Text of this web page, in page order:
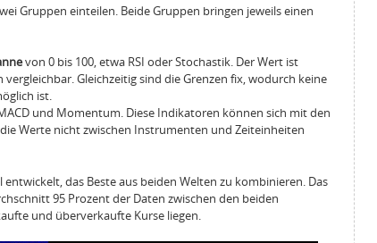
Gruppen einteilen. Beide Gruppen bringen jeweils einen
von 0 bis 100, etwa RSI oder Stochastik. Der Wert ist
Gleichzeitig sind die Grenzen fix, wodurch keine
ist.
und Momentum. Diese Indikatoren können sich mit den
Werte nicht zwischen Instrumenten und Zeiteinheiten
das Beste aus beiden Welten zu kombinieren. Das
95 Prozent der Daten zwischen den beiden
und überverkaufte Kurse liegen.